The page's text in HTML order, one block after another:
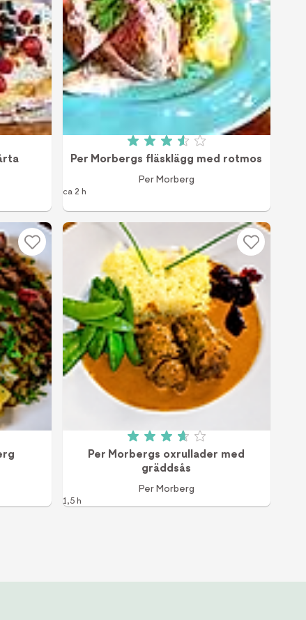
5 (717 röster) Betyg: 3.6 av 5 (754 röster)
Per Morbergs fläsklägg med rotmos
Per Morberg
ca 2 h
5 (340 röster) Betyg: 3.7 av 5 (470 röster)
Per Morbergs oxrullader med
gräddsås
Per Morberg
1,5 h